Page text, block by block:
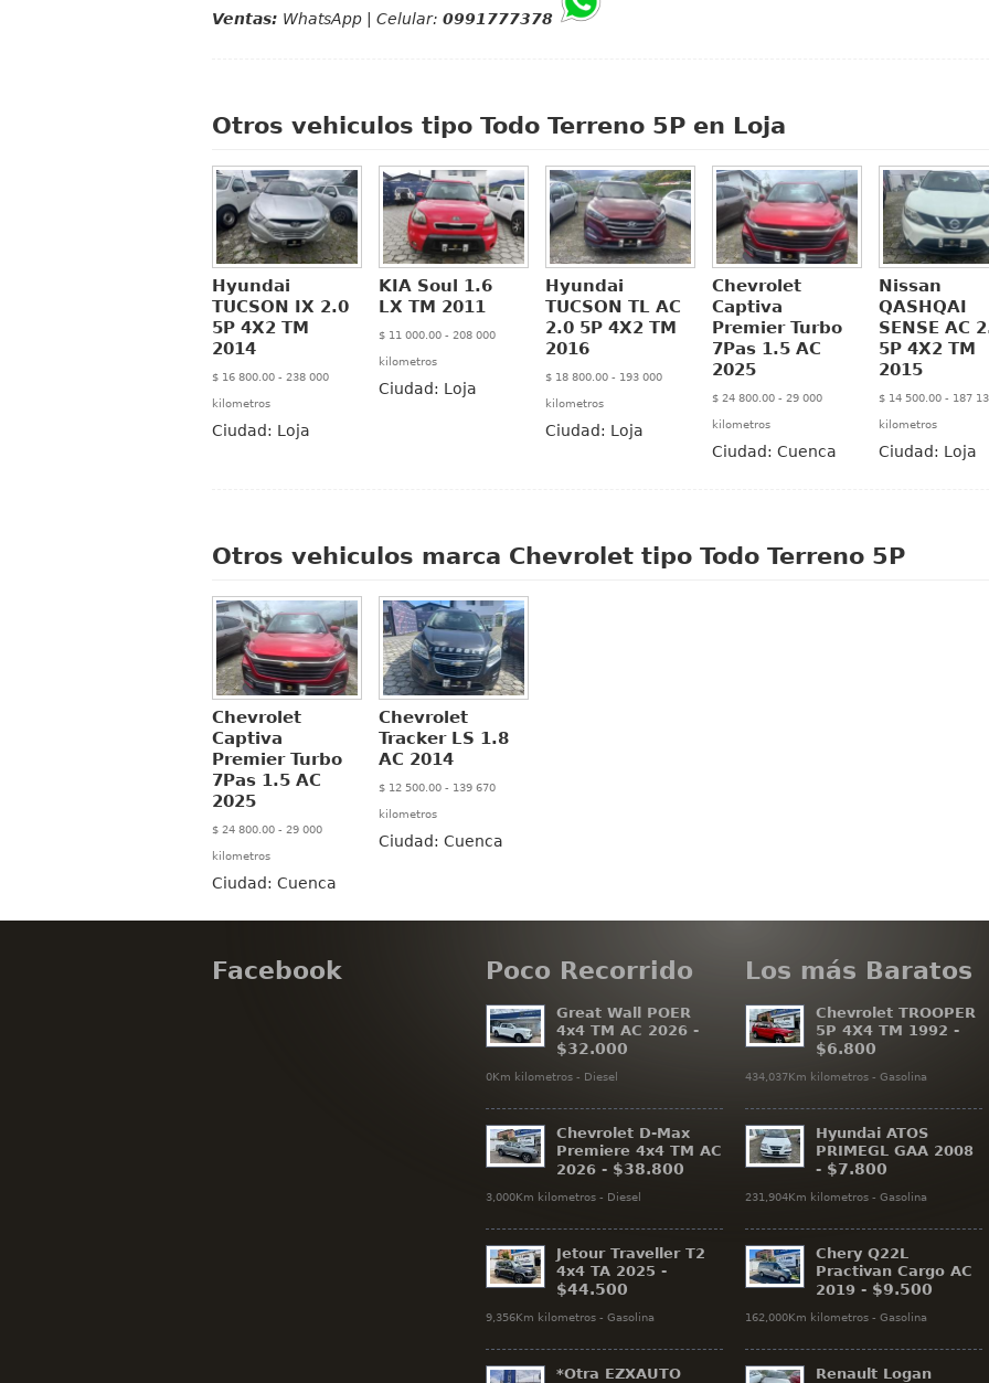
Ventas: WhatsApp | Celular: 0991777378
Otros vehiculos tipo Todo Terreno 5P en Loja
Hyundai
TUCSON IX 2.0
5P 4X2 TM
2014
$ 16 800.00 - 238 000
kilometros
Ciudad: Loja
KIA Soul 1.6
LX TM 2011
$ 11 000.00 - 208 000
kilometros
Ciudad: Loja
Hyundai
TUCSON TL AC
2.0 5P 4X2 TM
2016
$ 18 800.00 - 193 000
kilometros
Ciudad: Loja
Chevrolet
Captiva
Premier Turbo
7Pas 1.5 AC
2025
$ 24 800.00 - 29 000
kilometros
Ciudad: Cuenca
Nissan
QASHQAI
SENSE AC
5P 4X2 TM
2015
$ 14 500.00 - 187
kilometros
Ciudad: Loja
Otros vehiculos marca Chevrolet tipo Todo Terreno 5P
Chevrolet
Captiva
Premier Turbo
7Pas 1.5 AC
2025
$ 24 800.00 - 29 000
kilometros
Ciudad: Cuenca
Chevrolet
Tracker LS 1.8
AC 2014
$ 12 500.00 - 139 670
kilometros
Ciudad: Cuenca
Facebook Poco Recorrido
Great Wall POER
4x4 TM AC 2026 -
$32.000
0Km kilometros - Diesel
Chevrolet D-Max
Premiere 4x4 TM AC
2026 - $38.800
3,000Km kilometros - Diesel
Jetour Traveller T2
4x4 TA 2025 -
$44.500
9,356Km kilometros - Gasolina
*Otra EZXAUTO
Los más Baratos
Chevrolet TROOPER
5P 4X4 TM 1992 -
$6.800
434,037Km kilometros - Gasolina
Hyundai ATOS
PRIMEGL GAA 2008
- $7.800
231,904Km kilometros - Gasolina
Chery Q22L
Practivan Cargo AC
2019 - $9.500
162,000Km kilometros - Gasolina
Renault Logan